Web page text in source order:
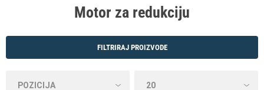
Motor za redukciju
FILTRIRAJ PROIZVODE